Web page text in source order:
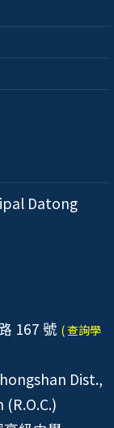
Datong
167 號 ( 查詢學
Dist.,